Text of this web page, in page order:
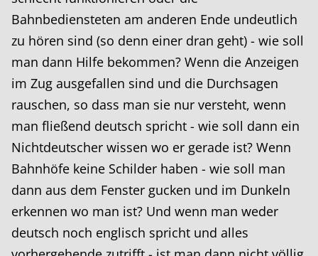
Bahnbediensteten am anderen Ende undeutlich
zu hören sind (so denn einer dran geht) - wie soll
man dann Hilfe bekommen? Wenn die Anzeigen
im Zug ausgefallen sind und die Durchsagen
rauschen, so dass man sie nur versteht, wenn
man fließend deutsch spricht - wie soll dann ein
Nichtdeutscher wissen wo er gerade ist? Wenn
Bahnhöfe keine Schilder haben - wie soll man
dann aus dem Fenster gucken und im Dunkeln
erkennen wo man ist? Und wenn man weder
deutsch noch englisch spricht und alles